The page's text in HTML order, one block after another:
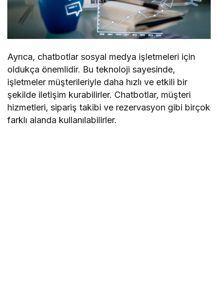
Ayrıca, chatbotlar sosyal medya işletmeleri için
oldukça önemlidir. Bu teknoloji sayesinde,
işletmeler müşterileriyle daha hızlı ve etkili bir
şekilde iletişim kurabilirler. Chatbotlar, müşteri
hizmetleri, sipariş takibi ve rezervasyon gibi birçok
farklı alanda kullanılabilirler.